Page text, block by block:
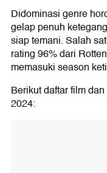
Didominasi genre
gelap penuh
siap temani. Salah
rating 96% dari
memasuki season
Berikut daftar film
2024: